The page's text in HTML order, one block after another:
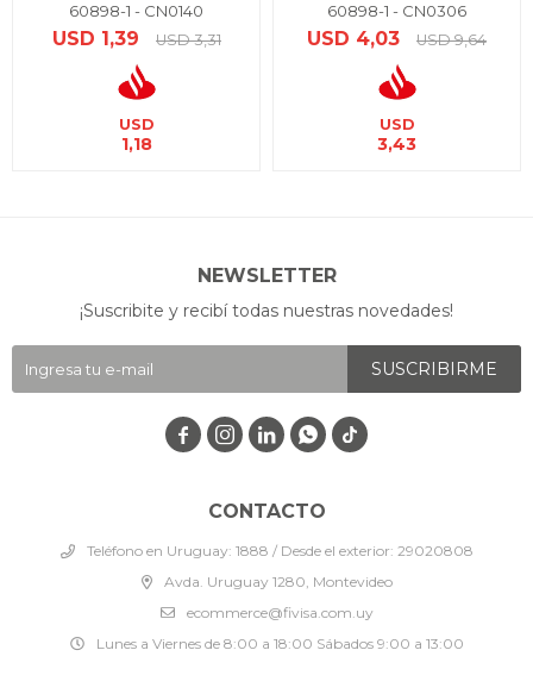
60898-1 - CN0140
USD 1,39 USD 3,31
USD
1,18
60898-1 - CN0306
USD 4,03 USD 9,64
USD
3,43
CONTACTO
Teléfono en Uruguay: 1888 / Desde el exterior: 29020808
Avda. Uruguay 1280, Montevideo
ecommerce@fivisa.com.uy
Lunes a Viernes de 8:00 a 18:00 Sábados 9:00 a 13:00
NEWSLETTER
¡Suscribite y recibí todas nuestras novedades!
SUSCRIBIRME
   